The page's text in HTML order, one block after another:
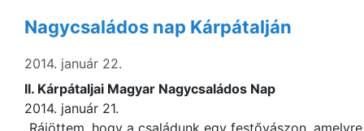
Nagycsaládos nap Kárpátalján
2014. január 22.
II. Kárpátaljai Magyar Nagycsaládos Nap
2014. január 21.
„Rájöttem, hogy a családunk egy festővászon,